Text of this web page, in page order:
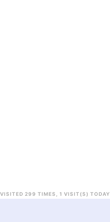
VISITED 299 TIMES, 1 VISIT(S) TODAY